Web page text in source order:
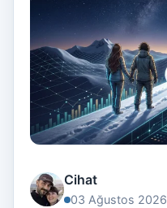
Cihat
03 Ağustos 2026